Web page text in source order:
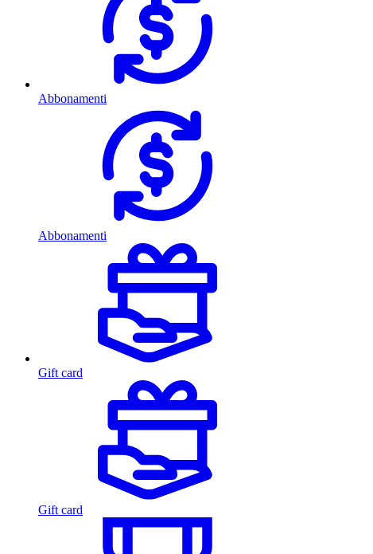
Abbonamenti
Abbonamenti
Gift card
Gift card